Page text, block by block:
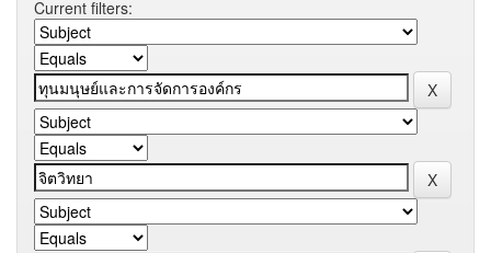
Current filters: